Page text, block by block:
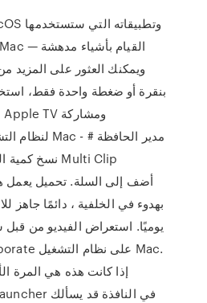
ويمكنك العثور على المزيد
بهدوء في الخلفية ، دائمًا جاهز
يوميًا. استعراض الفيديو من
إذا كانت هذه هي المرة